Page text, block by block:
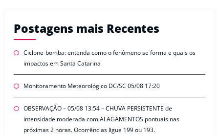
Postagens mais Recentes
Ciclone-bomba: entenda como o fenômeno se forma e quais os
impactos em Santa Catarina
Monitoramento Meteorológico DC/SC 05/08 17:20
OBSERVAÇÃO – 05/08 13:54 – CHUVA PERSISTENTE de
intensidade moderada com ALAGAMENTOS pontuais nas
próximas 2 horas. Ocorrências ligue 199 ou 193.